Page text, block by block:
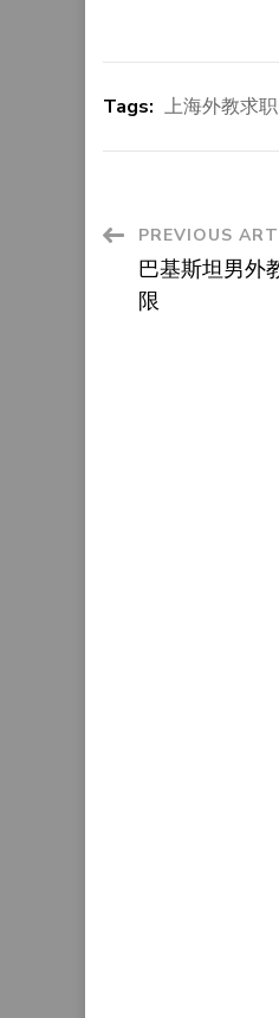
Tags: 上海外教求职
PostPREVIOUS
巴基斯坦男外
限